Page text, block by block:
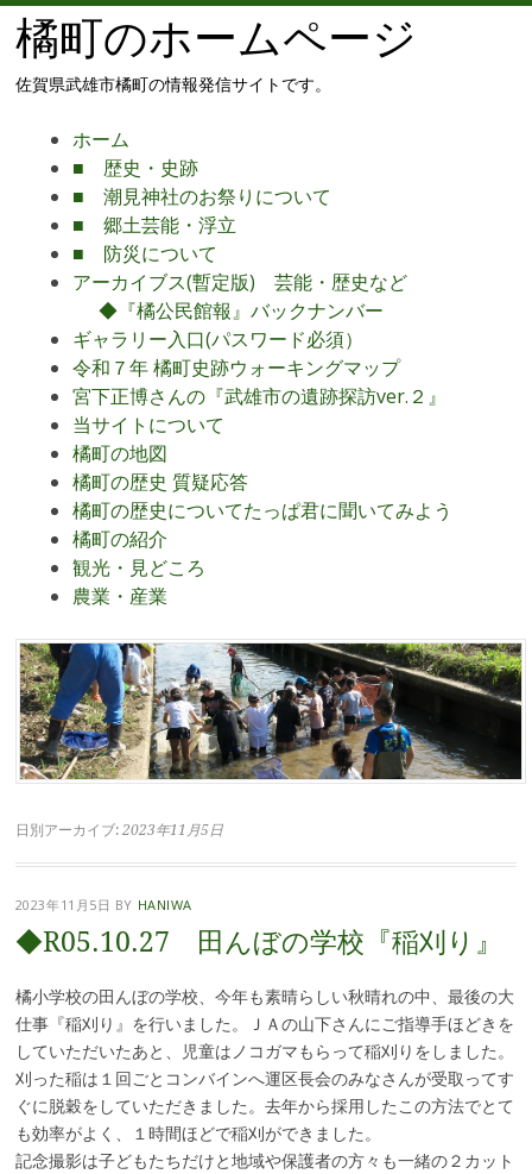
橘町のホームページ
佐賀県武雄市橘町の情報発信サイトです。
ホーム
■ 歴史・史跡
■ 潮見神社のお祭りについて
■ 郷土芸能・浮立
■ 防災について
アーカイブス(暫定版) 芸能・歴史など
◆『橘公民館報』バックナンバー
ギャラリー入口(パスワード必須）
令和７年 橘町史跡ウォーキングマップ
宮下正博さんの『武雄市の遺跡探訪ver.２』
当サイトについて
橘町の地図
橘町の歴史 質疑応答
橘町の歴史についてたっぱ君に聞いてみよう
橘町の紹介
観光・見どころ
農業・産業
日別アーカイブ: 2023年11月5日
2023年11月5日 BY HANIWA
◆R05.10.27 田んぼの学校『稲刈り』
橘小学校の田んぼの学校、今年も素晴らしい秋晴れの中、最後の大
仕事『稲刈り』を行いました。ＪＡの山下さんにご指導手ほどきを
していただいたあと、児童はノコガマもらって稲刈りをしました。
刈った稲は１回ごとコンバインへ運区長会のみなさんが受取ってす
ぐに脱穀をしていただきました。去年から採用したこの方法でとて
も効率がよく、１時間ほどで稲刈ができました。
記念撮影は子どもたちだけと地域や保護者の方々も一緒の２カット